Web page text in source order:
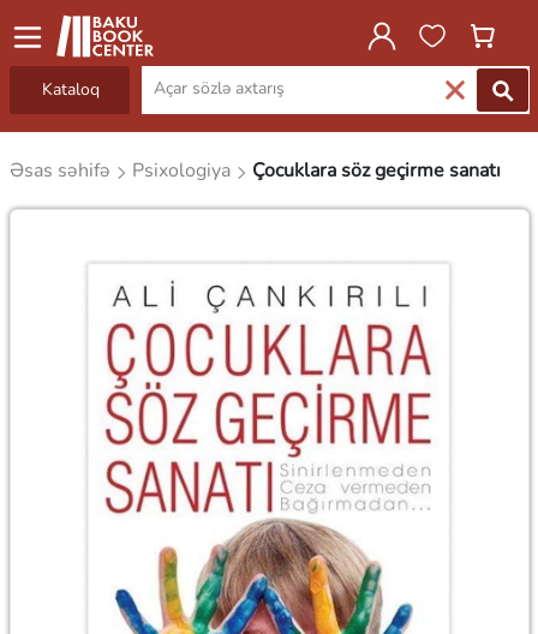
Kataloq
Əsas səhifə Psixologiya Çocuklara söz geçirme sanatı